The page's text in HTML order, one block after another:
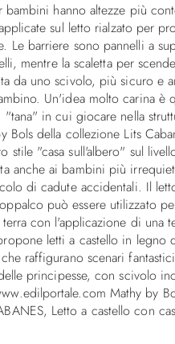
bambini hanno altezze più
sul letto rialzato per
Le barriere sono pannelli a
mentre la scaletta per
da uno scivolo, più sicuro e
Un'idea molto carina è
"tana" in cui giocare nella
Bols della collezione Lits
stile "casa sull'albero" sul
anche ai bambini più
di cadute accidentali. Il
può essere utilizzato
con l'applicazione di una
letti a castello in legno
raffigurano scenari
principesse, con scivolo
Mathy by
Letto a castello con